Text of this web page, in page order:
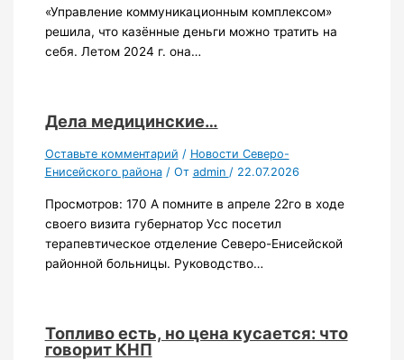
«Управление коммуникационным комплексом»
решила, что казённые деньги можно тратить на
себя. Летом 2024 г. она…
Дела медицинские…
Оставьте комментарий / Новости Северо-
Енисейского района/ От admin / 22.07.2026
Просмотров: 170 А помните в апреле 22го в ходе
своего визита губернатор Усс посетил
терапевтическое отделение Северо-Енисейской
районной больницы. Руководство…
Топливо есть, но цена кусается: что
говорит КНП